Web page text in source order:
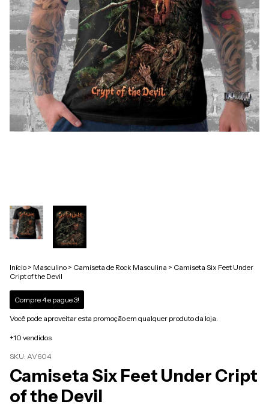
Início > Masculino > Camiseta de Rock Masculina > Camiseta Six Feet Under
Cript of the Devil
Compre 4 e pague 3!
Você pode aproveitar esta promoção em qualquer produto da loja.
+10 vendidos
SKU: AV604
Camiseta Six Feet Under Cript
of the Devil